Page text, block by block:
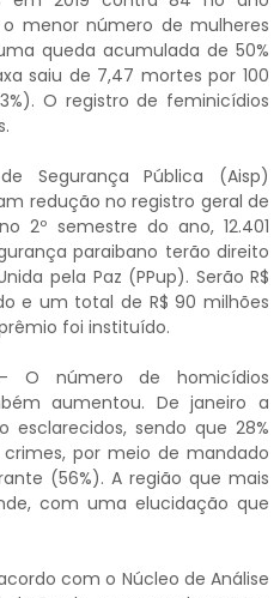
menor número de mulheres
queda acumulada de 50%
saiu de 7,47 mortes por 100
O registro de feminicídios
Segurança Pública (Aisp)
redução no registro geral de
2º semestre do ano, 12.401
paraibano terão direito
pela Paz (PPup). Serão R$
e um total de R$ 90 milhões
foi instituído.
O número de homicídios
aumentou. De janeiro a
esclarecidos, sendo que 28%
por meio de mandado
(56%). A região que mais
com uma elucidação que
com o Núcleo de Análise